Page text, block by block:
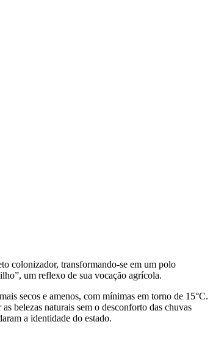
colonizador, transformando-se em um polo
um reflexo de sua vocação agrícola.
secos e amenos, com mínimas em torno de 15°C.
belezas naturais sem o desconforto das chuvas
a identidade do estado.